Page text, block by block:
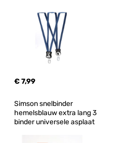
€ 7,99
Simson snelbinder
hemelsblauw extra lang 3
binder universele asplaat